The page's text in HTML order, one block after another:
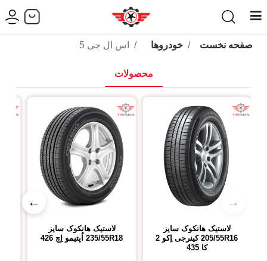
صفحه نخست خودروها اس ال جی 5
محصولات
→
←
لاستیک هانکوک سایز
205/55R16
کینرجی اِکو 2
کا 435
لاستیک هانکوک سایز
235/55R18 اُپتیمو اِچ 426